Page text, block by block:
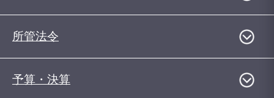
所管法令
予算・決算